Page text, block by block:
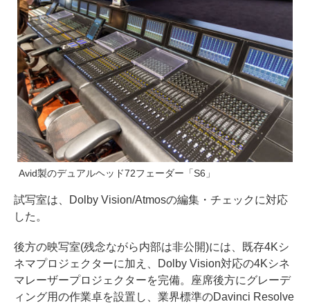
Avid製のデュアルヘッド72フェーダー「S6」
試写室は、Dolby Vision/Atmosの編集・チェックに対応
した。
後方の映写室(残念ながら内部は非公開)には、既存4Kシ
ネマプロジェクターに加え、Dolby Vision対応の4Kシネ
マレーザープロジェクターを完備。座席後方にグレーデ
ィング用の作業卓を設置し、業界標準のDavinci Resolve